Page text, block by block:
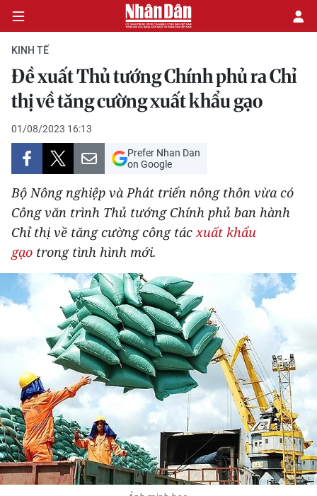
CHÍNH TRỊ
KINH TẾ
VĂN HÓA
XÃ HỘI
PHÁP LUẬT
THẾ GIỚI
THỂ THAO
GIÁO DỤC
Y TẾ
KHOA HỌC - CÔNG NGHỆ
MÔI TRƯỜNG
KINH TẾ
Đề xuất Thủ tướng Chính phủ ra Chỉ
thị về tăng cường xuất khẩu gạo
01/08/2023 16:13
Prefer Nhan Dan
on Google
Bộ Nông nghiệp và Phát triển nông thôn vừa có
Công văn trình Thủ tướng Chính phủ ban hành
Chỉ thị về tăng cường công tácxuất khẩu
gạo trong tình hình mới.